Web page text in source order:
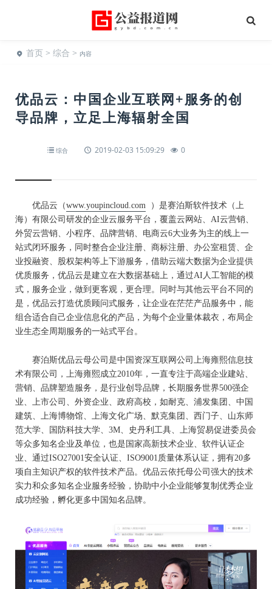
首页 > 综合 > 内容
优品云：中国企业互联网+服务的创
导品牌，立足上海辐射全国
综合 2019-02-03 15:09:29 0
优品云（www.youpincloud.com ）是赛泊斯软件技术（上
海）有限公司研发的企业云服务平台，覆盖云网站、AI云营销、
外贸云营销、小程序、品牌营销、电商云6大业务为主的线上一
站式闭环服务，同时整合企业注册、商标注册、办公室租赁、企
业投融资、股权架构等上下游服务，借助云端大数据为企业提供
优质服务，优品云是建立在大数据基础上，通过AI人工智能的模
式，服务企业，做到更客观，更合理。同时与其他云平台不同的
是，优品云打造优质顾问式服务，让企业在茫茫产品服务中，能
组合适合自己企业信息化的产品，为每个企业量体裁衣，布局企
业生态全周期服务的一站式平台。
赛泊斯优品云母公司是中国资深互联网公司上海雍熙信息技
术有限公司，上海雍熙成立2010年，一直专注于高端企业建站、
营销、品牌塑造服务，是行业创导品牌，长期服务世界500强企
业、上市公司、外资企业、政府高校，如耐克、浦发集团、中国
建筑、上海博物馆、上海文化广场、默克集团、西门子、山东师
范大学、国防科技大学、3M、史丹利工具、上海贸易促进委员会
等众多知名企业及单位，也是国家高新技术企业、软件认证企
业、通过ISO27001安全认证、ISO9001质量体系认证，拥有20多
项自主知识产权的软件技术产品。优品云依托母公司强大的技术
实力和众多知名企业服务经验，协助中小企业能够复制优秀企业
成功经验，孵化更多中国知名品牌。